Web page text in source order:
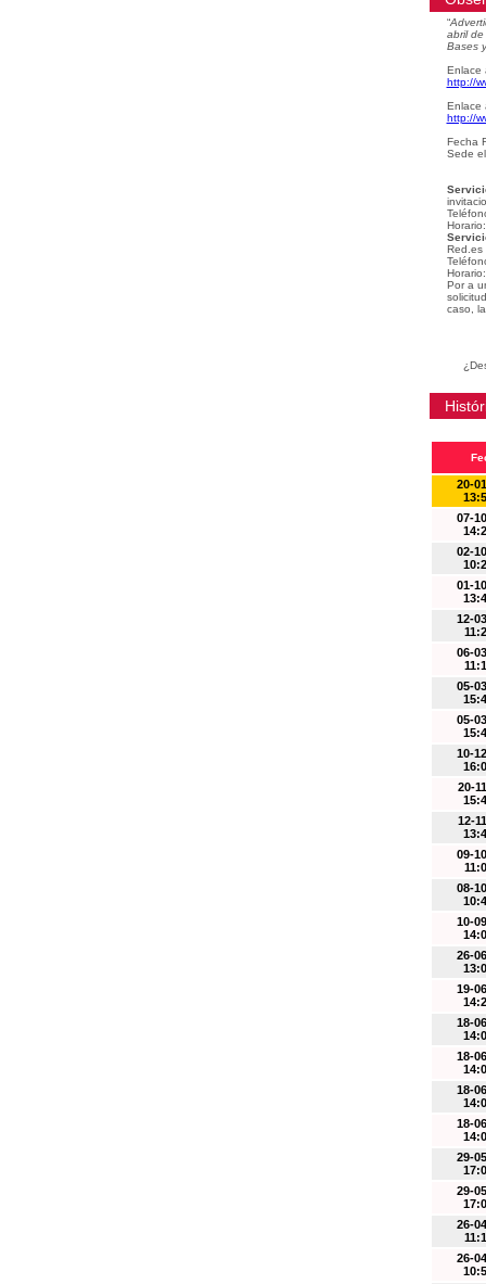
“
abril
Bases
Enlace
http://
Enlace
http://
Fecha
Sede
Red.es
Por a
caso,
20-
07-
02-
01-
12-
06-
05-
05-
10-
20-
12-
09-
08-
10-
26-
19-
18-
18-
18-
18-
29-
29-
26-
26-